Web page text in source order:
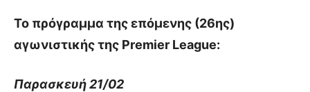
Το πρόγραμμα της επόμενης (26ης)
αγωνιστικής της Premier League:
Παρασκευή 21/02